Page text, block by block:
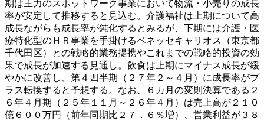
期は主力のスポットワーク事業において物流・小売りの成長
率が安定して推移すると見込む。介護福祉は上期について高
成長ながらも成長率が鈍化するとみるが、下期には介護・医
療特化型のＨＲ事業を手掛けるベネッセキャリオス（東京都
千代田区）との戦略的業務提携やこれまでの戦略的投資の効
果で成長が加速する見通し。飲食は上期にマイナス成長が緩
やかに改善し、第４四半期（２７年２～４月）に成長率がプ
ラス転換すると予想する。なお、６カ月の変則決算である２
６年４月期（２５年１１月～２６年４月）は売上高が２１０
億６００万円（前年同期比２７．６％増）、営業利益が３８